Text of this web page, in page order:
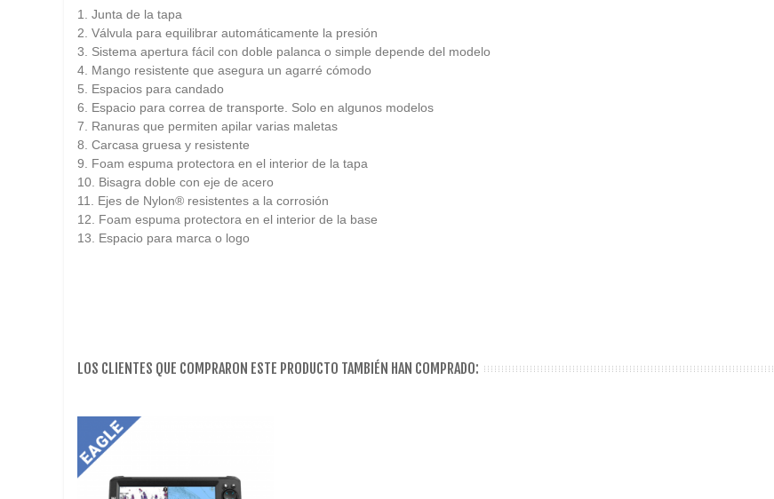
1. Junta de la tapa
2. Válvula para equilibrar automáticamente la presión
3. Sistema apertura fácil con doble palanca o simple depende del modelo
4. Mango resistente que asegura un agarré cómodo
5. Espacios para candado
6. Espacio para correa de transporte. Solo en algunos modelos
7. Ranuras que permiten apilar varias maletas
8. Carcasa gruesa y resistente
9. Foam espuma protectora en el interior de la tapa
10. Bisagra doble con eje de acero
11. Ejes de Nylon® resistentes a la corrosión
12. Foam espuma protectora en el interior de la base
13. Espacio para marca o logo
LOS CLIENTES QUE COMPRARON ESTE PRODUCTO TAMBIÉN HAN COMPRADO: